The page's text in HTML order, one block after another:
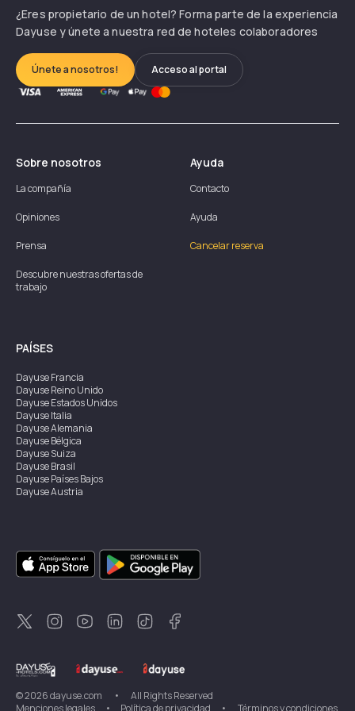
¿Eres propietario de un hotel? Forma parte de la experiencia
Dayuse y únete a nuestra red de hoteles colaboradores
Únete a nosotros! Acceso al portal
Sobre nosotros
La compañía
Opiniones
Prensa
Descubre nuestras ofertas de
trabajo
Ayuda
Contacto
Ayuda
Cancelar reserva
PAÍSES
DayuseFrancia
DayuseReino Unido
DayuseEstados Unidos
DayuseItalia
DayuseAlemania
DayuseBélgica
DayuseSuiza
DayuseBrasil
DayusePaíses Bajos
DayuseAustria
DayuseSingapur
DayuseSuecia
DayuseTailandia
DayuseNueva Zelanda
DayuseTurquía
©2026dayuse.com •
All Rights Reserved